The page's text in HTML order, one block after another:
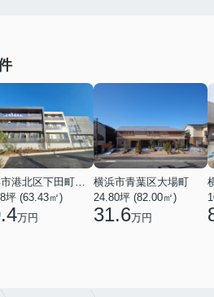
坪 (63.43㎡)
万円
横浜市青葉区大場町
24.80坪 (82.00㎡)
31.6万円